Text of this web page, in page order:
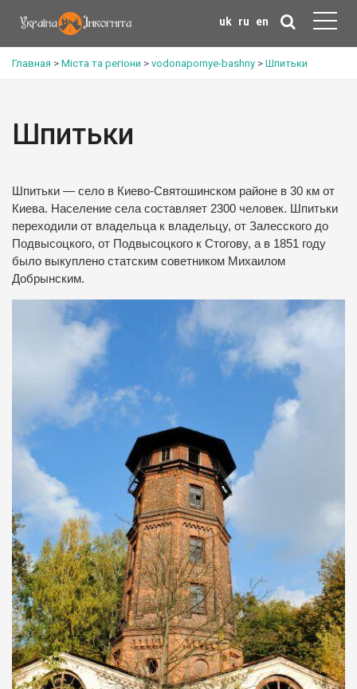
uk ru en
Главная > Міста та регіони > vodonapornye-bashny > Шпитьки
Шпитьки
Шпитьки — село в Киево-Святошинском районе в 30 км от
Киева. Население села составляет 2300 человек. Шпитьки
переходили от владельца к владельцу, от Залесского до
Подвысоцкого, от Подвысоцкого к Стогову, а в 1851 году
было выкуплено статским советником Михаилом
Добрынским.